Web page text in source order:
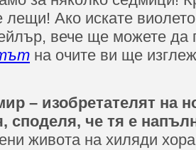
лещи! Ако искате
вече ще можете да
на очите ви ще
– изобретателят на
споделя, че тя е
живота на хиляди